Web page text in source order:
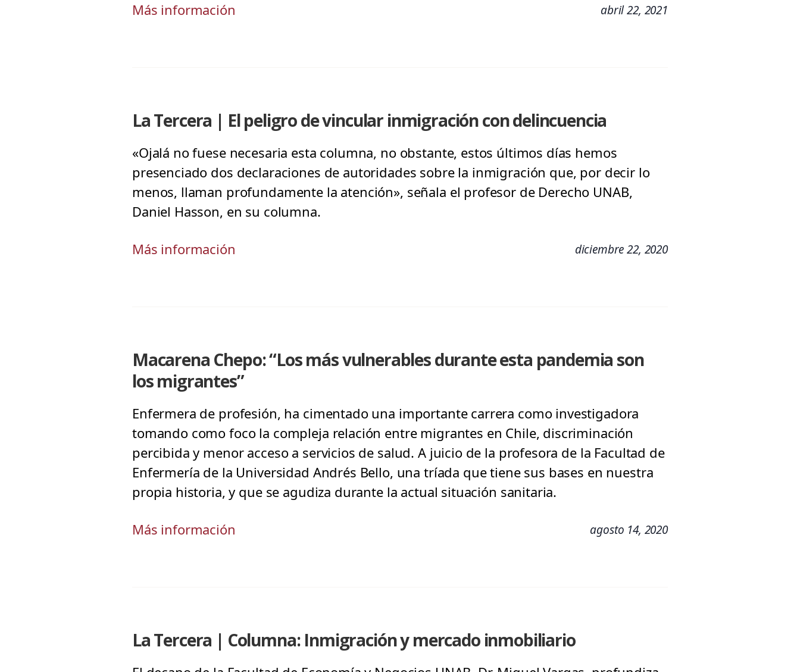
Más información abril 22, 2021
La Tercera | El peligro de vincular inmigración con delincuencia
«Ojalá no fuese necesaria esta columna, no obstante, estos últimos días hemos
presenciado dos declaraciones de autoridades sobre la inmigración que, por decir lo
menos, llaman profundamente la atención», señala el profesor de Derecho UNAB,
Daniel Hasson, en su columna.
Más información diciembre 22, 2020
Macarena Chepo: “Los más vulnerables durante esta pandemia son
los migrantes”
Enfermera de profesión, ha cimentado una importante carrera como investigadora
tomando como foco la compleja relación entre migrantes en Chile, discriminación
percibida y menor acceso a servicios de salud. A juicio de la profesora de la Facultad de
Enfermería de la Universidad Andrés Bello, una tríada que tiene sus bases en nuestra
propia historia, y que se agudiza durante la actual situación sanitaria.
Más información agosto 14, 2020
La Tercera | Columna: Inmigración y mercado inmobiliario